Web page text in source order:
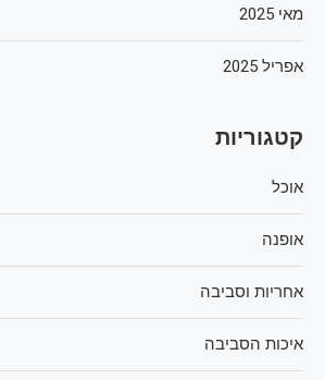
מאי 2025
אפריל 2025
קטגוריות
אוכל
אופנה
אחריות וסביבה
איכות הסביבה